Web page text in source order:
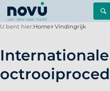
U bent hier:Home Vindingrijk
Internationale